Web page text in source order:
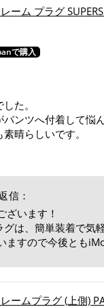
ーム プラグ
た。
ンツへ付着して悩
晴らしいです。
信：
ざいます！
グは、簡単装着で
ますので今後とも
ームプラグ (上側)